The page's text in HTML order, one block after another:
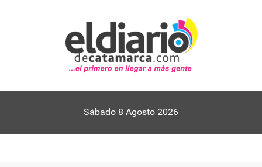
Sábado 8 Agosto 2026